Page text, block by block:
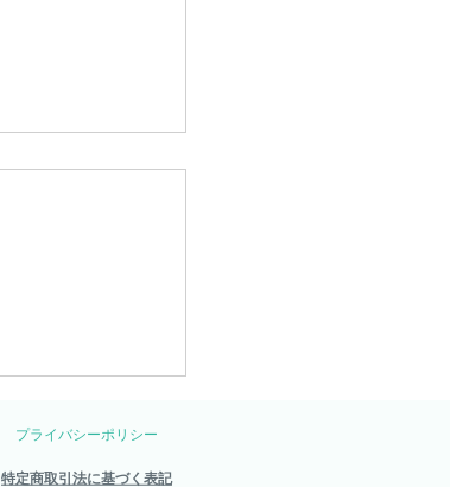
プライバシーポリシー
​特定商取引法に基づく表記